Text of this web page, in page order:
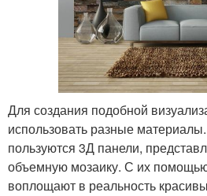
Для создания подобной
использовать разные
пользуются 3Д панели,
объемную мозаику. С их
воплощают в реальность